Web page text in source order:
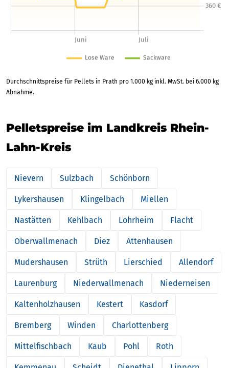
Durchschnittspreise für Pellets in Prath pro 1.000 kg inkl. MwSt. bei 6.000 kg
Abnahme.
Pelletspreise im Landkreis Rhein-
Lahn-Kreis
Nievern Sulzbach Schönborn
Lykershausen Klingelbach Miellen
Nastätten Kehlbach Lohrheim Flacht
Oberwallmenach Diez Attenhausen
Mudershausen Strüth Lierschied Allendorf
Laurenburg Niederwallmenach Niederneisen
Kaltenholzhausen Kestert Kasdorf
Bremberg Winden Charlottenberg
Mittelfischbach Kaub Pohl Roth